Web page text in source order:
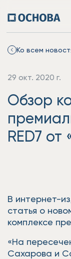
Ко всем
29 окт. 2020 г.
Обзор
RED7 от
В интернет-
статья о
комплексе
«На
Сахарова и